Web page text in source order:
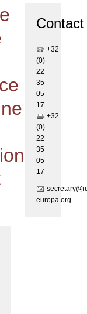
Contact
+32
(0)
22
35
05
17
+32
(0)
22
35
05
17
europa.org